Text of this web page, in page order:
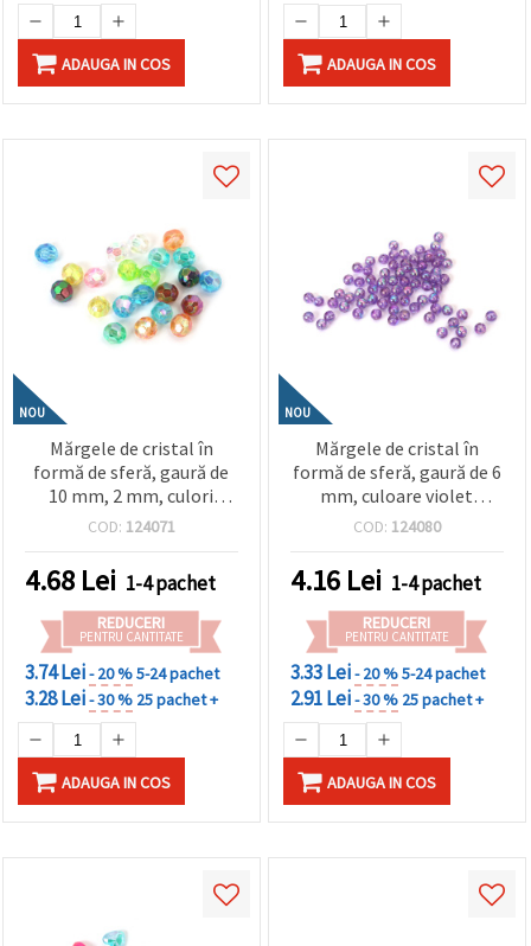
ADAUGA IN COS ADAUGA IN COS
NOU
Mărgele de cristal în
formă de sferă, gaură de
10 mm, 2 mm, culori
curcubeu mixte poliedrice
COD: 124071
4.68 Lei 1-4 pachet
REDUCERI
PENTRU CANTITATE
3.74 Lei- 20 %5-24 pachet
3.28 Lei- 30 % 25 pachet +
ADAUGA IN COS
NOU
Mărgele de cristal în
formă de sferă, gaură de 6
mm, culoare violet
curcubeu - 20 grame ~190
COD: 124080
4.16 Lei 1-4 pachet
REDUCERI
PENTRU CANTITATE
3.33 Lei- 20 %5-24 pachet
2.91 Lei- 30 % 25 pachet +
ADAUGA IN COS